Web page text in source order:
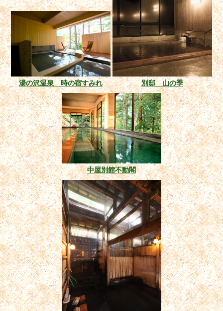
湯の沢温泉 時の宿すみれ 別邸 山の季
中屋別館不動閣